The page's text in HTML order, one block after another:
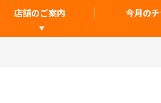
店舗のご案内 今月の